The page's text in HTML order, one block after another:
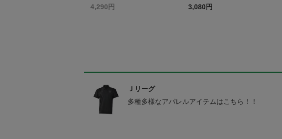
4,290円
3,080円
Ｊリーグ
多種多様なアパレルアイテムはこちら！！